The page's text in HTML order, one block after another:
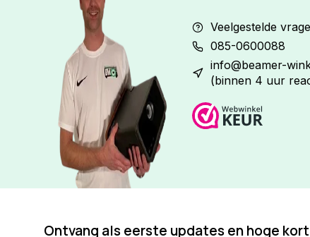
Veelgestelde
085-0600088
info@beamer-
(binnen 4 uur
Ontvang als eerste updates en hoge